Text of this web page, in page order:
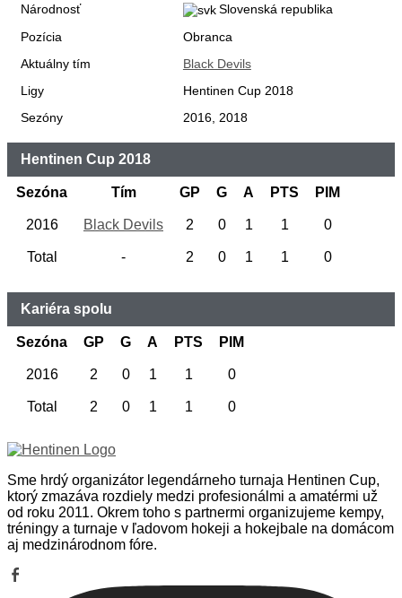
Národnosť
Slovenská republika
Pozícia
Obranca
Aktuálny tím
Black Devils
Ligy
Hentinen Cup 2018
Sezóny
2016, 2018
Hentinen Cup 2018
Sezóna Tím GP G A PTS PIM
2016 Black Devils 2 0 1 1 0
Total - 2 0 1 1 0
Kariéra spolu
Sezóna GP G A PTS PIM
2016 2 0 1 1 0
Total 2 0 1 1 0
Sme hrdý organizátor legendárneho turnaja Hentinen Cup,
ktorý zmazáva rozdiely medzi profesionálmi a amatérmi už
od roku 2011. Okrem toho s partnermi organizujeme kempy,
tréningy a turnaje v ľadovom hokeji a hokejbale na domácom
aj medzinárodnom fóre.